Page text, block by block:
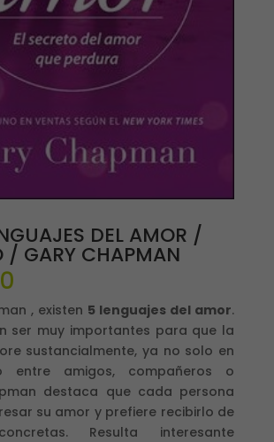
DEL AMOR /
/ GARY CHAPMAN
, existen 5 lenguajes del amor.
ser muy importantes para que la
sustancialmente, ya no solo en
entre amigos, compañeros o
destaca que cada persona
su amor y prefiere recibirlo de
Resulta interesante